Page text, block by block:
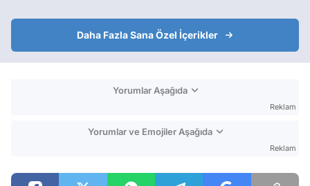
Daha Fazla Sana Özel İçerikler
Yorumlar Aşağıda
Reklam
Yorumlar ve Emojiler Aşağıda
Reklam